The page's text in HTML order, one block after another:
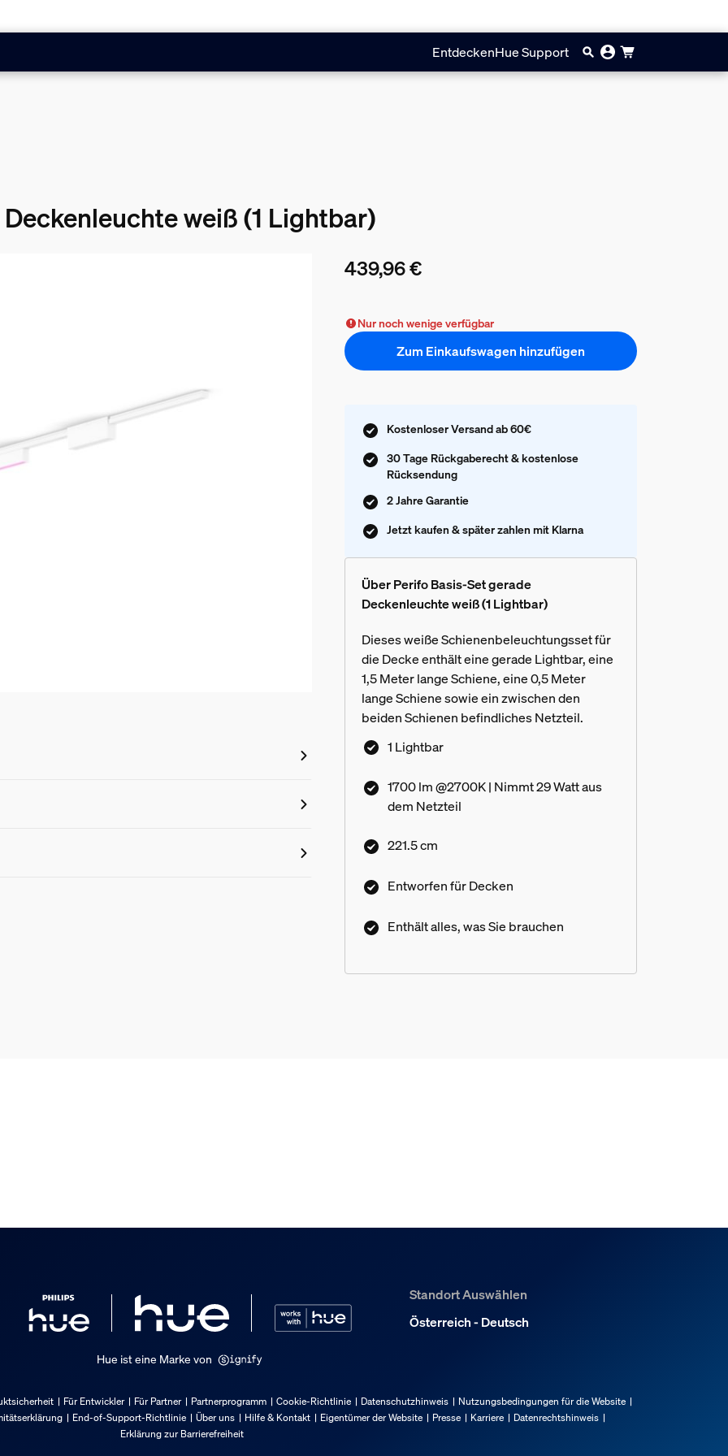
EntdeckenHue Support
weiß (1 Lightbar)
439,96 €
Nur noch wenige verfügbar
Zum Einkaufswagen hinzufügen
Kostenloser Versand ab 60€
30 Tage Rückgaberecht & kostenlose
Rücksendung
2 Jahre Garantie
Jetzt kaufen & später zahlen mit Klarna
Über Perifo Basis-Set gerade
Deckenleuchte weiß (1 Lightbar)
Dieses weiße Schienenbeleuchtungsset für
die Decke enthält eine gerade Lightbar, eine
1,5 Meter lange Schiene, eine 0,5 Meter
lange Schiene sowie ein zwischen den
beiden Schienen befindliches Netzteil.
1 Lightbar
1700 lm @2700K | Nimmt 29 Watt aus
dem Netzteil
221.5 cm
Entworfen für Decken
Enthält alles, was Sie brauchen
Standort Auswählen
Österreich - Deutsch
Hue ist eine Marke von
Für Entwickler Für Partner Partnerprogramm Cookie-Richtlinie Datenschutzhinweis
Nutzungsbedingungen für die Website
End-of-Support-Richtlinie Über uns Hilfe & Kontakt Eigentümer der Website Presse Karriere
Datenrechtshinweis
Erklärung zur Barrierefreiheit